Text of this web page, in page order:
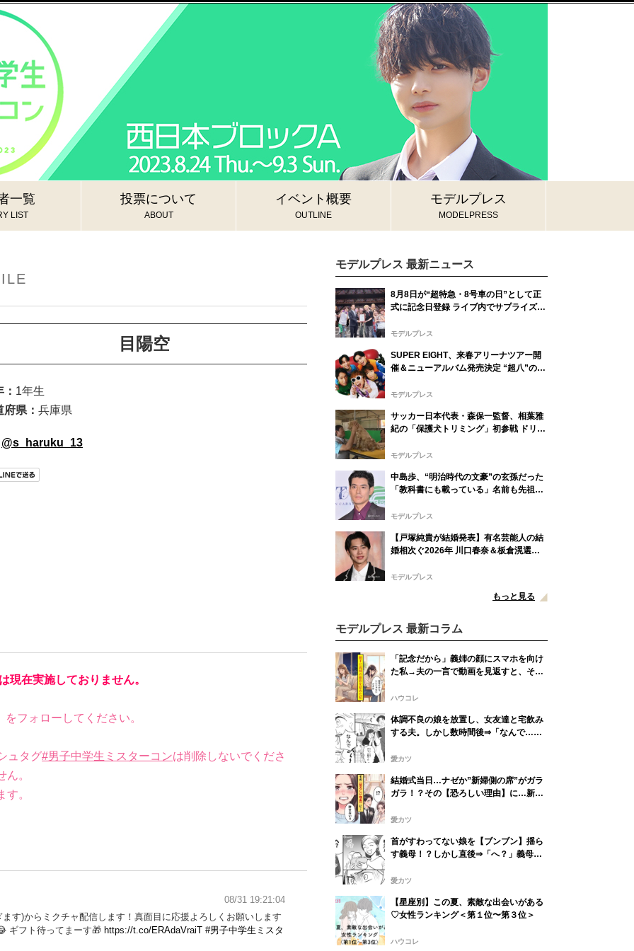
一覧
LIST
投票について
ABOUT
イベント概要
OUTLINE
モデルプレス
MODELPRESS
目陽空
1年生
府県： 兵庫県
@s_haruku_13
現在実施しておりません。
をフォローしてください。
ュタグ#男子中学生ミスターコンは削除しないでくださ
。
。
す)からミクチャ配信します！真面目に応援よろしくお願いします
ギフト待ってまーす🎁 https://t.co/ERAdaVraiT #男子中学生ミスタ
08/31 19:21:04
モデルプレス 最新ニュース
8月8日が“超特急・8号車の日”として正
式に記念日登録 ライブ内でサプライズ発
モデルプレス
SUPER EIGHT、来春アリーナツアー開
催＆ニューアルバム発売決定 “超八”の日
モデルプレス
サッカー日本代表・森保一監督、相葉雅
紀の「保護犬トリミング」初参戦 ドリー
49】
モデルプレス
中島歩、“明治時代の文豪”の玄孫だった
「教科書にも載っている」名前も先祖に
モデルプレス
【戸塚純貴が結婚発表】有名芸能人の結
婚相次ぐ2026年 川口春奈＆板倉滉選
中島裕翔ほか
モデルプレス
もっと見る
モデルプレス 最新コラム
「記念だから」義姉の顔にスマホを向け
た私→夫の一言で動画を見返すと、そこ
ハウコレ
体調不良の娘を放置し、女友達と宅飲み
する夫。しかし数時間後⇒「なんで…」
愛カツ
結婚式当日…ナゼか”新婦側の席”がガラ
ガラ！？その【恐ろしい理由】に…新婦
愛カツ
首がすわってない娘を【ブンブン】揺ら
す義母！？しかし直後⇒「へ？」義母が
愛カツ
【星座別】この夏、素敵な出会いがある
♡女性ランキング＜第１位〜第３位＞
ハウコレ